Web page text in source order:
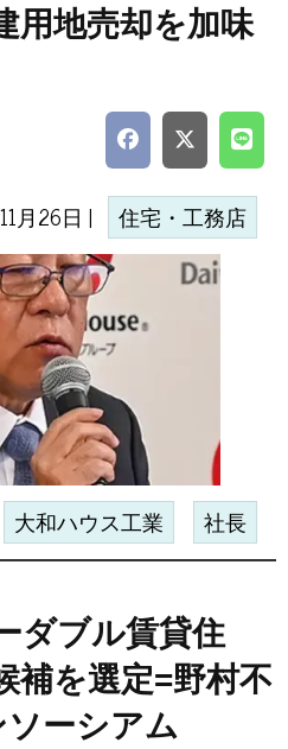
用地売却を加味
月26日 | 住宅・工務店
大和ハウス工業 社長
ダブル賃貸住
補を選定=野村不
ーシアム